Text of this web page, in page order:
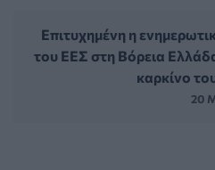
Επιτυχημένη η
του ΕΕΣ στη Βόρεια
καρκίνο
20